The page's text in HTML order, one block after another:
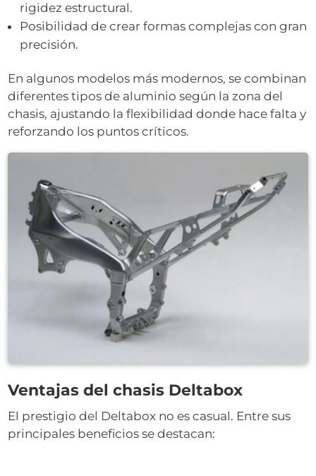
rigidez estructural.
Posibilidad de crear formas complejas con gran
precisión.
En algunos modelos más modernos, se combinan
diferentes tipos de aluminio según la zona del
chasis, ajustando la flexibilidad donde hace falta y
reforzando los puntos críticos.
Ventajas del chasis Deltabox
El prestigio del Deltabox no es casual. Entre sus
principales beneficios se destacan: